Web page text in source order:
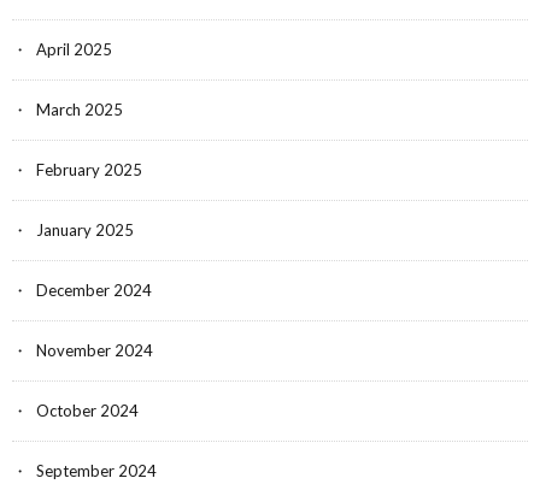
April 2025
March 2025
February 2025
January 2025
December 2024
November 2024
October 2024
September 2024